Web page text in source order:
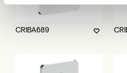
CRIBA689